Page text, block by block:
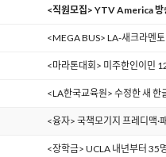
<직원모집> YTV America 방
<MEGA BUS> LA-새크라멘
<마라톤대회> 미주한인이민
<LA한국교육원> 수정한 새 한
<융자> 국책모기지 프레디맥·
<장학금> UCLA 내년부터 35